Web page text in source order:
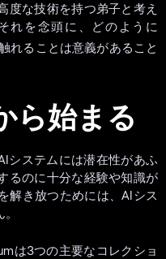
度な技術を持つ弟子と考え
れを念頭に、どのように
れることは意義があること
ら始まる
システムには潜在性があふ
るのに十分な経験や知識が
解き放つためには、AIシス
は3つの主要なコレクショ